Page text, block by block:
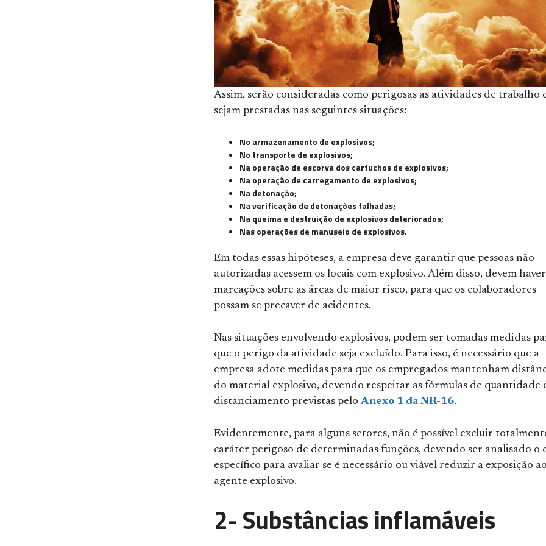
Assim, serão consideradas como perigosas as atividades de trabalho
sejam prestadas nas seguintes situações:
No armazenamento de explosivos;
No transporte de explosivos;
Na operação de escorva dos cartuchos de explosivos;
Na operação de carregamento de explosivos;
Na detonação;
Na verificação de detonações falhadas;
Na queima e destruição de explosivos deteriorados;
Nas operações de manuseio de explosivos.
Em todas essas hipóteses, a empresa deve garantir que pessoas não
autorizadas acessem os locais com explosivo. Além disso, devem haver
marcações sobre as áreas de maior risco, para que os colaboradores
possam se precaver de acidentes.
Nas situações envolvendo explosivos, podem ser tomadas medidas
que o perigo da atividade seja excluído. Para isso, é necessário que a
empresa adote medidas para que os empregados mantenham
do material explosivo, devendo respeitar as fórmulas de quantidade
distanciamento previstas peloAnexo 1 da NR-16.
Evidentemente, para alguns setores, não é possível excluir
caráter perigoso de determinadas funções, devendo ser analisado o
específico para avaliar se é necessário ou viável reduzir a exposição
agente explosivo.
2-Substâncias inflamáveis